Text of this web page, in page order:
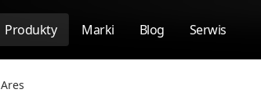
Produkty Marki Blog Serwis
Ares